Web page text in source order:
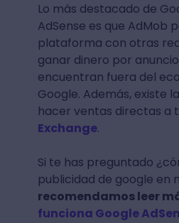
Lo más destacado de
AdSense es que AdMob
plataforma con otras
ganar dinero por
encuentran fuera del
Google. Además, existe
hacer ventas directas a
Exchange.
Si te has preguntado
publicidad de google en
recomendamos leer
funciona Google